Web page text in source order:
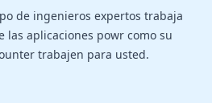
de ingenieros expertos trabaja
las aplicaciones powr como su
trabajen para usted.